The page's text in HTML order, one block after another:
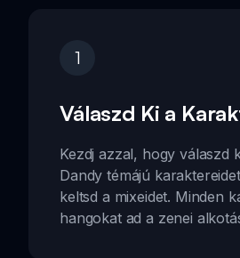
1
Válaszd Ki a
Kezdj azzal, hogy válaszd
Dandy témájú
keltsd a mixeidet. Minden
hangokat ad a zenei